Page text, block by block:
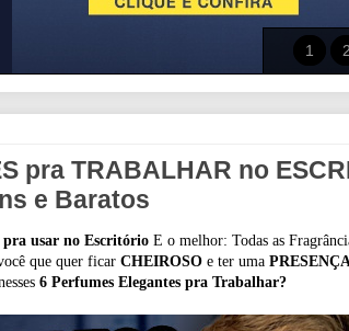
1 2
pra TRABALHAR no
e Baratos
usar no Escritório E o melhor: Todas as
que quer ficar CHEIROSO e ter uma
6 Perfumes Elegantes pra Trabalhar?